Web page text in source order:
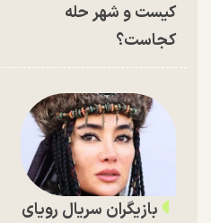
کیست و شهر حله
کجاست؟
بازیگران سریال رویای